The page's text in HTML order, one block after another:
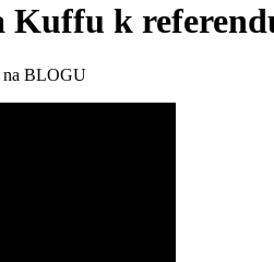
Kuffu k
BLOGU